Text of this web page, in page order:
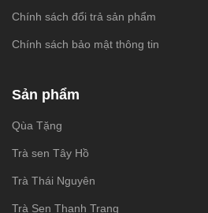
Chính sách đổi trả sản phẩm
Chính sách bảo mật thông tin
Sản phẩm
Qùa Tặng
Trà sen Tây Hồ
Trà Thái Nguyên
Trà Sen Thanh Trang